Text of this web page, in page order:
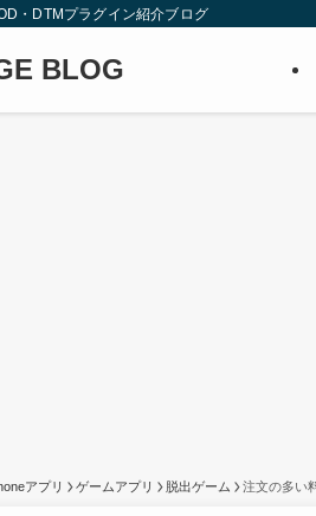
・DTMプラグイン紹介ブログ
BLOG
アプリ ゲームアプリ 脱出ゲーム 注文の多い